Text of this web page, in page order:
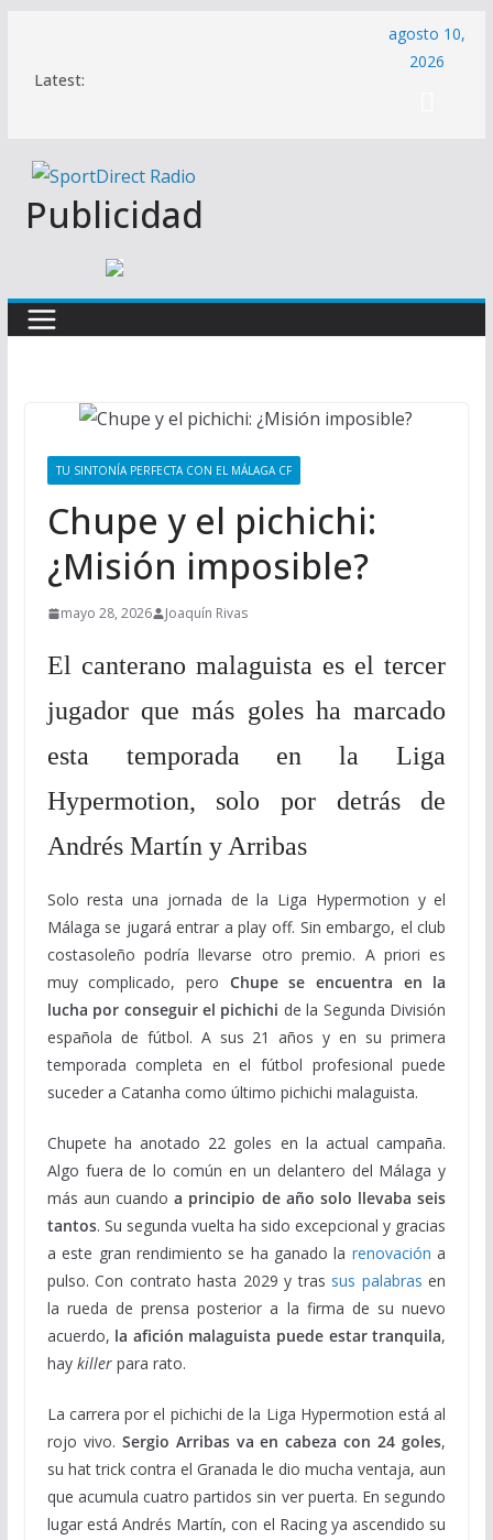
contenido
Latest:
agosto 10,
2026
Publicidad
TU SINTONÍA PERFECTA CON EL MÁLAGA CF
Chupe y el pichichi:
¿Misión imposible?
mayo 28, 2026 Joaquín Rivas
El canterano malaguista es el tercer
jugador que más goles ha marcado
esta temporada en la Liga
Hypermotion, solo por detrás de
Andrés Martín y Arribas
Solo resta una jornada de la Liga Hypermotion y el
Málaga se jugará entrar a play off. Sin embargo, el club
costasoleño podría llevarse otro premio. A priori es
muy complicado, pero Chupe se encuentra en la
lucha por conseguir el pichichi de la Segunda División
española de fútbol. A sus 21 años y en su primera
temporada completa en el fútbol profesional puede
suceder a Catanha como último pichichi malaguista.
Chupete ha anotado 22 goles en la actual campaña.
Algo fuera de lo común en un delantero del Málaga y
más aun cuandoa principio de año solo llevaba seis
tantos. Su segunda vuelta ha sido excepcional y gracias
a este gran rendimiento se ha ganado la renovación a
pulso. Con contrato hasta 2029 y tras sus palabras en
la rueda de prensa posterior a la firma de su nuevo
acuerdo, la afición malaguista puede estar tranquila,
hay killerpara rato.
La carrera por el pichichi de la Liga Hypermotion está al
rojo vivo. Sergio Arribas va en cabeza con 24 goles,
su hat trick contra el Granada le dio mucha ventaja, aun
que acumula cuatro partidos sin ver puerta. En segundo
lugar está Andrés Martín, con el Racing ya ascendido su